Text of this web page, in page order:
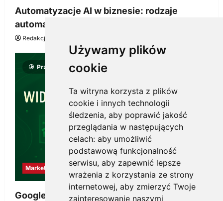
Używamy plików
cookie
Ta witryna korzysta z plików
cookie i innych technologii
śledzenia, aby poprawić jakość
przeglądania w następujących
celach: aby umożliwić
podstawową funkcjonalność
serwisu, aby zapewnić lepsze
wrażenia z korzystania ze strony
internetowej, aby zmierzyć Twoje
zainteresowanie naszymi
Automatyzacje AI w biznesie: rodzaje
automatyzacji i korzyści dla Twojej firmy
Redakcja KnowMore.pl
Przeczytano 8 minut
Marketing
Google Ads, SEO i analityka – jak połączyć